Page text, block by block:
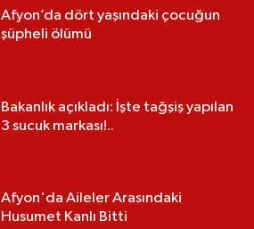
Afyon’da dört yaşındaki çocuğun
şüpheli ölümü
Bakanlık açıkladı: İşte tağşiş yapılan
3 sucuk markası!..
Afyon'da Aileler Arasındaki
Husumet Kanlı Bitti